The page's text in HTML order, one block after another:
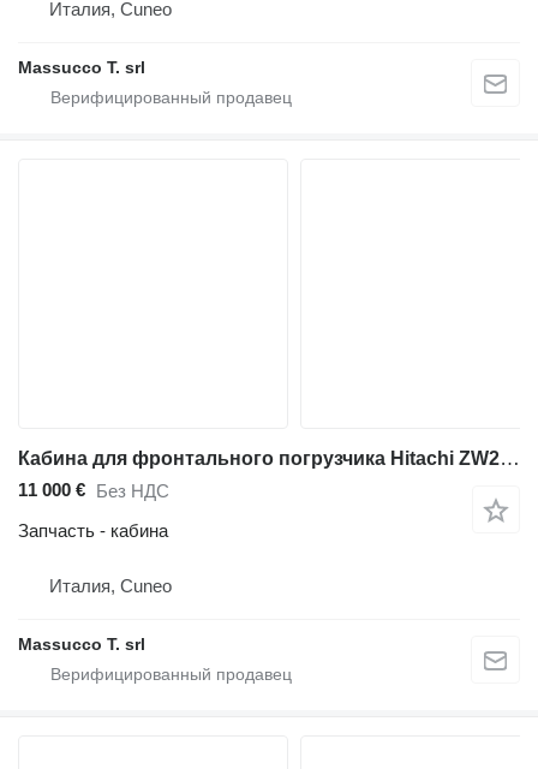
Италия, Cuneo
Massucco T. srl
Кабина для фронтального погрузчика Hitachi ZW250-6
11 000 € Без НДС
Запчасть - кабина
Италия, Cuneo
Massucco T. srl